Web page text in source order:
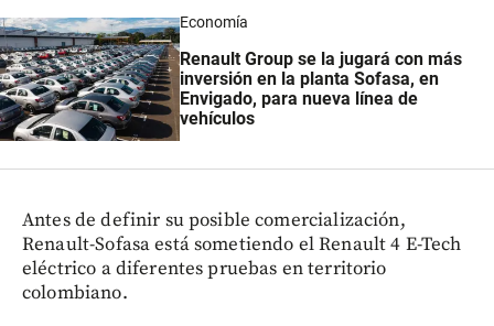
Economía
Renault Group se la jugará con más
inversión en la planta Sofasa, en
Envigado, para nueva línea de
vehículos
Antes de definir su posible comercialización,
Renault-Sofasa está sometiendo el Renault 4 E-Tech
eléctrico a diferentes pruebas en territorio
colombiano.